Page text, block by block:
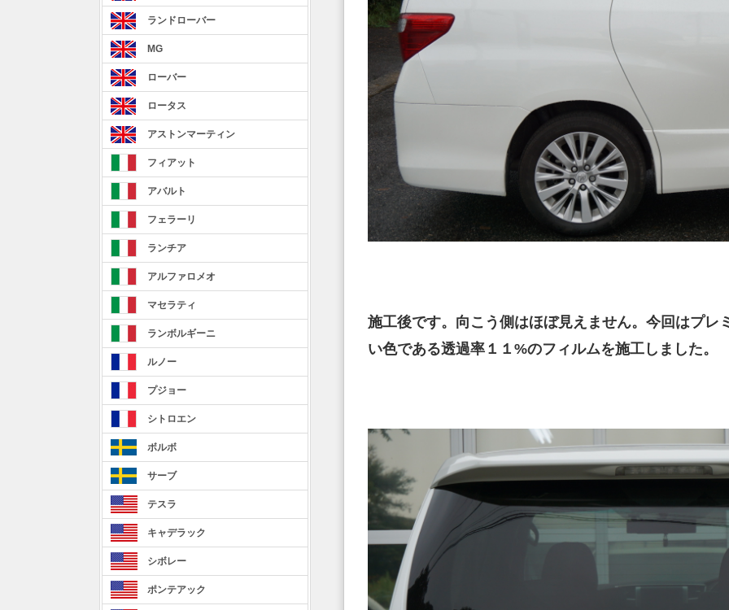
施工後です。向こう側はほぼ見えません。今回はプレ
い色である透過率１１%のフィルムを施工しました。
ランドローバー
MG
ローバー
ロータス
アストンマーティン
フィアット
アバルト
フェラーリ
ランチア
アルファロメオ
マセラティ
ランボルギーニ
ルノー
プジョー
シトロエン
ボルボ
サーブ
テスラ
キャデラック
シボレー
ポンテアック